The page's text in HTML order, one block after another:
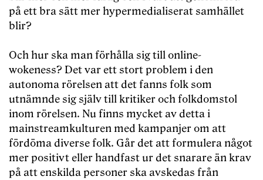
på ett bra sätt mer hypermedialiserat samhället
blir?
Och hur ska man förhålla sig till online-
wokeness? Det var ett stort problem i den
autonoma rörelsen att det fanns folk som
utnämnde sig själv till kritiker och folkdomstol
inom rörelsen. Nu finns mycket av detta i
mainstreamkulturen med kampanjer om att
fördöma diverse folk. Går det att formulera något
mer positivt eller handfast ur det snarare än krav
på att enskilda personer ska avskedas från